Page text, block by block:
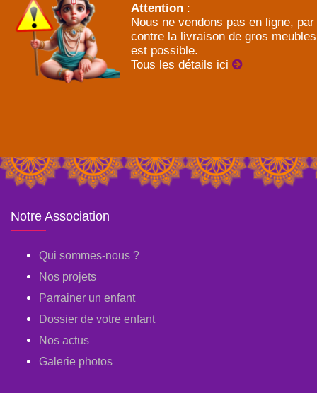
Attention :
Nous ne vendons pas en ligne, par
contre la livraison de gros meubles
est possible.
Tous les détails ici
Notre Association
Qui sommes-nous ?
Nos projets
Parrainer un enfant
Dossier de votre enfant
Nos actus
Galerie photos